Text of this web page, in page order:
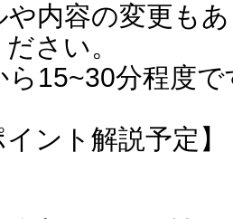
や内容の変更も
さい。
ら15~30分程度で
イント解説予定】